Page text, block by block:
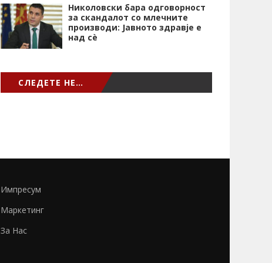
Николовски бара одговорност
за скандалот со млечните
производи: Јавното здравје е
над сѐ
СЛЕДЕТЕ НЕ…
Импресум
Маркетинг
За Нас